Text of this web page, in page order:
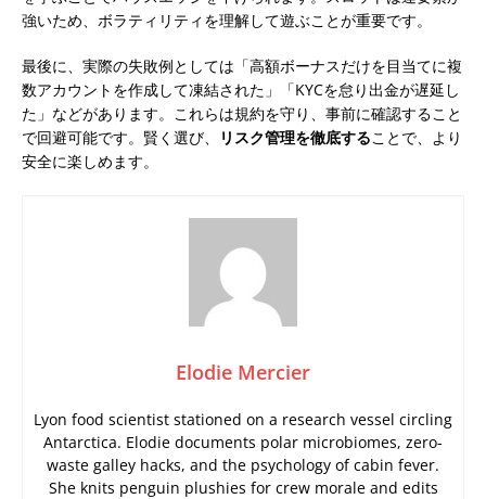
強いため、ボラティリティを理解して遊ぶことが重要です。
最後に、実際の失敗例としては「高額ボーナスだけを目当てに複
数アカウントを作成して凍結された」「KYCを怠り出金が遅延し
た」などがあります。これらは規約を守り、事前に確認すること
で回避可能です。賢く選び、
リスク管理を徹底することで、より
安全に楽しめます。
Elodie Mercier
Lyon food scientist stationed on a research vessel circling
Antarctica. Elodie documents polar microbiomes, zero-
waste galley hacks, and the psychology of cabin fever.
She knits penguin plushies for crew morale and edits